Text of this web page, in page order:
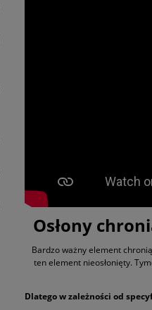
Osłony
Bardzo ważny element
ten element nieosłonięty.
Dlatego w zależności od